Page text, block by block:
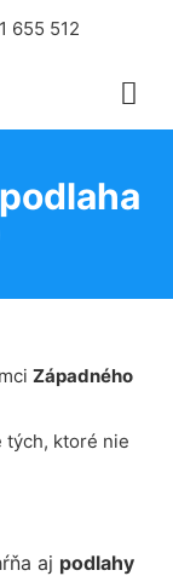
655 512
Západného
tých, ktoré nie
aj podlahy